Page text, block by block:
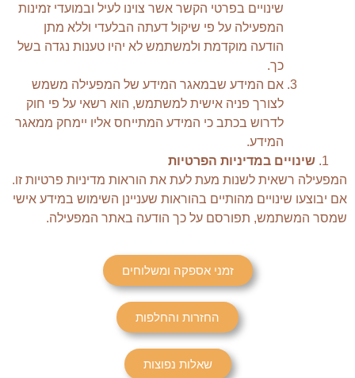
שינויים בפרטי הקשר אשר צוינו לעיל ובמועדי זמינות
המפעילה על פי שיקול דעתה הבלעדי וללא מתן
הודעה מוקדמת ולמשתמש לא יהיו טענות נגדה בשל
כך.
אם המידע שבמאגר המידע של המפעילה משמש
לצורך פניה אישית למשתמש, הוא רשאי על פי חוק
לדרוש בכתב כי המידע המתייחס אליו יימחק ממאגר
המידע.
שינויים במדיניות הפרטיות
המפעילה רשאית לשנות מעת לעת את הוראות מדיניות פרטיות זו.
אם יבוצעו שינויים מהותיים בהוראות שעניינן השימוש במידע אישי
שמסר המשתמש, תפורסם על כך הודעה באתר המפעילה.
זמני אספקה ומשלוחים
החזרות והחלפות
שאלות נפוצות